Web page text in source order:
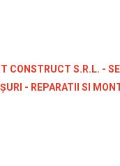
CONSTRUCT S.R.L. -
- REPARATII SI